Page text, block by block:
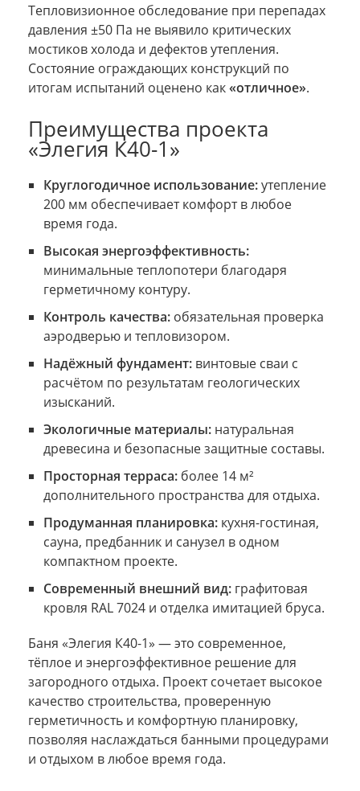
Тепловизионное обследование при перепадах
давления ±50 Па не выявило критических
мостиков холода и дефектов утепления.
Состояние ограждающих конструкций по
итогам испытаний оценено как«отличное».
Преимущества проекта
«Элегия К40-1»
Круглогодичное использование:утепление
200 мм обеспечивает комфорт в любое
время года.
Высокая энергоэффективность:
минимальные теплопотери благодаря
герметичному контуру.
Контроль качества:обязательная проверка
аэродверью и тепловизором.
Надёжный фундамент:винтовые сваи с
расчётом по результатам геологических
изысканий.
Экологичные материалы:натуральная
древесина и безопасные защитные составы.
Просторная терраса:более 14 м²
дополнительного пространства для отдыха.
Продуманная планировка:кухня-гостиная,
сауна, предбанник и санузел в одном
компактном проекте.
Современный внешний вид:графитовая
кровля RAL 7024 и отделка имитацией бруса.
Баня «Элегия К40-1» — это современное,
тёплое и энергоэффективное решение для
загородного отдыха. Проект сочетает высокое
качество строительства, проверенную
герметичность и комфортную планировку,
позволяя наслаждаться банными процедурами
и отдыхом в любое время года.